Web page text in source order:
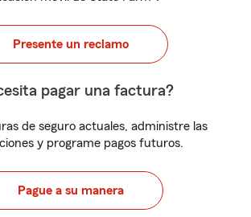
Presente un reclamo
pagar una factura?
de seguro actuales, administre las
y programe pagos futuros.
Pague a su manera